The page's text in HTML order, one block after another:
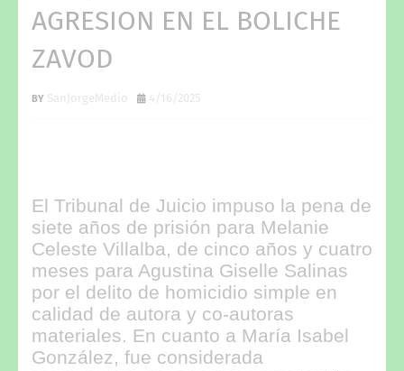
AGRESION EN EL BOLICHE
ZAVOD
SanJorgeMedio 4/16/2025
El Tribunal de Juicio impuso la pena de
siete años de prisión para Melanie
Celeste Villalba, de cinco años y cuatro
meses para Agustina Giselle Salinas
por el delito de homicidio simple en
calidad de autora y co-autoras
materiales. En cuanto a María Isabel
González, fue considerada